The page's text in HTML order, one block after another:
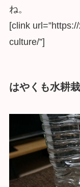
ね。
[clink
culture/”]
はやくも水耕